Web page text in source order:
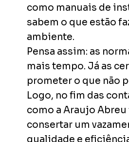
como manuais de
sabem o que estão
ambiente.
Pensa assim: as
mais tempo. Já as
prometer o que não
Logo, no fim das
como a Araujo Abreu
consertar um